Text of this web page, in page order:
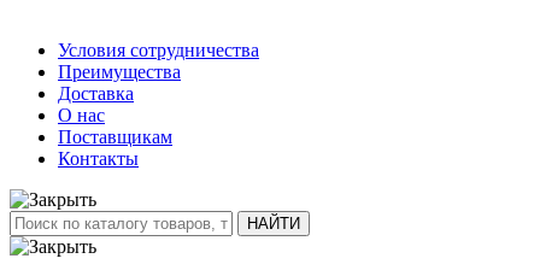
Условия сотрудничества
Преимущества
Доставка
О нас
Поставщикам
Контакты